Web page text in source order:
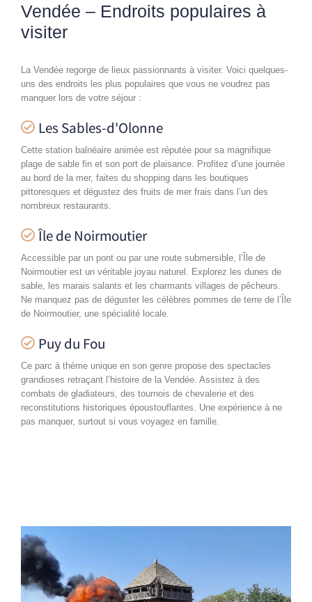
Vendée – Endroits populaires à
visiter
La Vendée regorge de lieux passionnants à visiter. Voici quelques-
uns des endroits les plus populaires que vous ne voudrez pas
manquer lors de votre séjour :
Les Sables-d'Olonne
Cette station balnéaire animée est réputée pour sa magnifique
plage de sable fin et son port de plaisance. Profitez d’une journée
au bord de la mer, faites du shopping dans les boutiques
pittoresques et dégustez des fruits de mer frais dans l’un des
nombreux restaurants.
Île de Noirmoutier
Accessible par un pont ou par une route submersible, l’Île de
Noirmoutier est un véritable joyau naturel. Explorez les dunes de
sable, les marais salants et les charmants villages de pêcheurs.
Ne manquez pas de déguster les célèbres pommes de terre de l’Île
de Noirmoutier, une spécialité locale.
Puy du Fou
Ce parc à thème unique en son genre propose des spectacles
grandioses retraçant l’histoire de la Vendée. Assistez à des
combats de gladiateurs, des tournois de chevalerie et des
reconstitutions historiques époustouflantes. Une expérience à ne
pas manquer, surtout si vous voyagez en famille.